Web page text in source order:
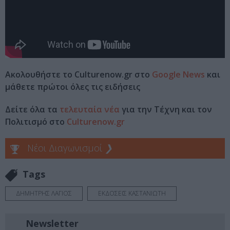
Ακολουθήστε το Culturenow.gr στο Google News και
μάθετε πρώτοι όλες τις ειδήσεις
Δείτε όλα τα τελευταία νέα για την Τέχνη και τον
Πολιτισμό στο Culturenow.gr
Νέοι Διαγωνισμοί ❯
Tags
ΔΗΜΗΤΡΗΣ ΛΑΓΙΟΣ ΕΚΔΟΣΕΙΣ ΚΑΣΤΑΝΙΩΤΗ
Newsletter